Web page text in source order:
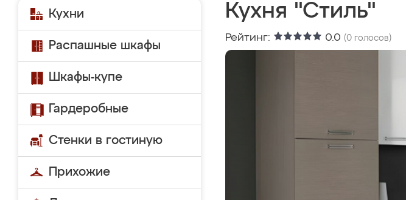
Кухни
Распашные шкафы
Шкафы-купе
Гардеробные
Стенки в гостиную
Прихожие
Кухня "Стиль"
Рейтинг: 0.0 (0 голосов)